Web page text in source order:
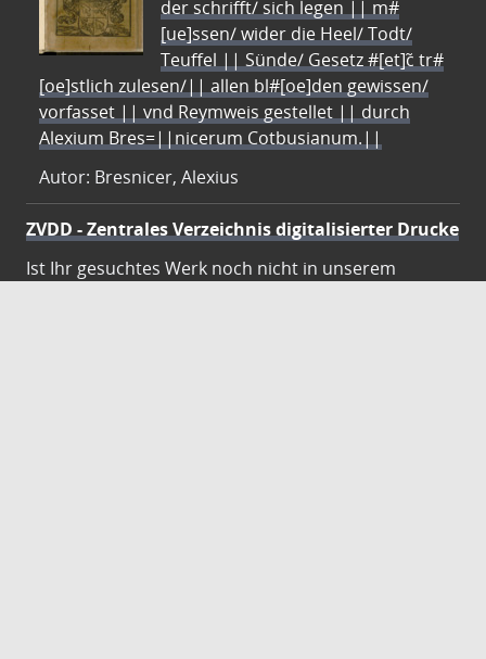
der schrifft/ sich legen || m#
[ue]ssen/ wider die Heel/ Todt/
Teuffel || Sünde/ Gesetz #[et]c̃ tr#
[oe]stlich zulesen/|| allen bl#[oe]den gewissen/
vorfasset || vnd Reymweis gestellet || durch
Alexium Bres=||nicerum Cotbusianum.||
Autor: Bresnicer, Alexius
ZVDD - Zentrales Verzeichnis digitalisierter Drucke
Ist Ihr gesuchtes Werk noch nicht in unserem